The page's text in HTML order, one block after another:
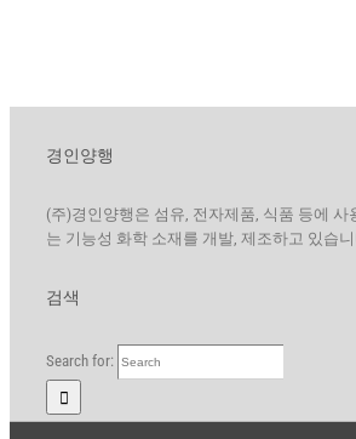
경인양행
(주)경인양행은 섬유, 전자제품, 식품 등에 사
는 기능성 화학 소재를 개발, 제조하고 있습
검색
Search for: